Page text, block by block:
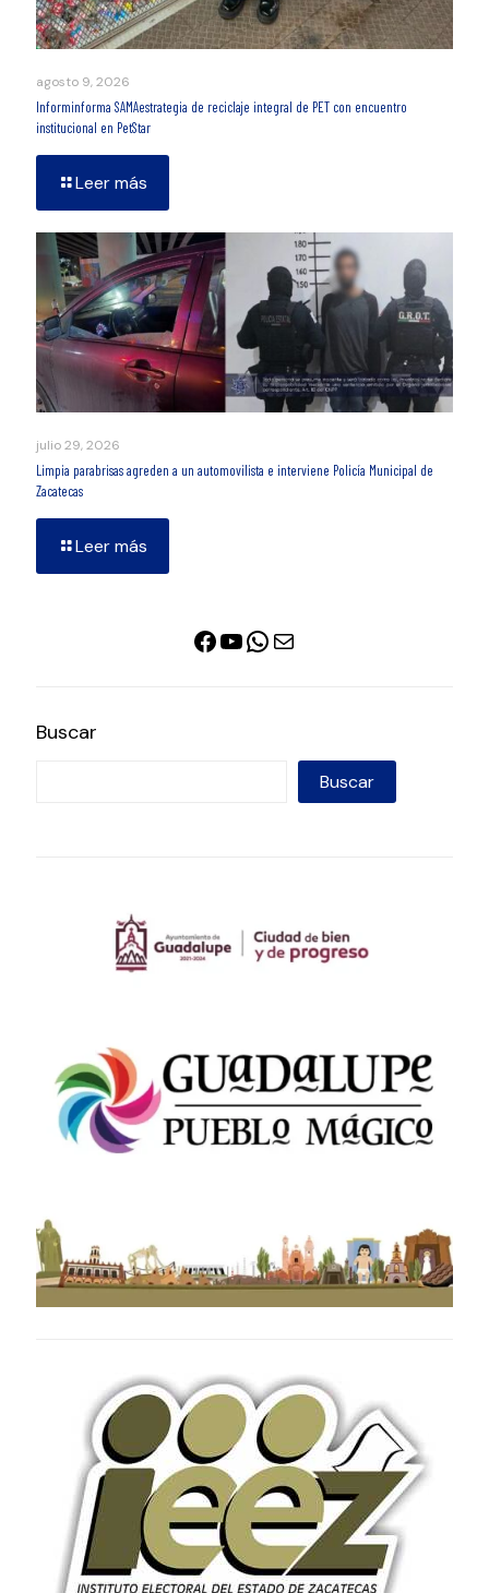
agosto 9, 2026
Informinforma SAMAestrategia de reciclaje integral de PET con encuentro
institucional en PetStar
Leer más
julio 29, 2026
Limpia parabrisas agreden a un automovilista e interviene Policía Municipal de
Zacatecas
Leer más
Facebook
YouTube
WhatsApp
Correo electrónico
Buscar
Buscar